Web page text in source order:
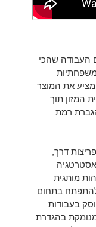
העבודה שהכי
משפחתיות
את המוצר
המזון תוך
רמת
דרך,
מותגית
בתחום
בעבודות
מנומקת בהגדרת